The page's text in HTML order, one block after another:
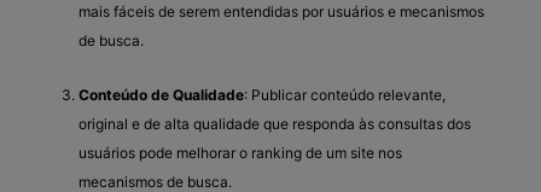
mais fáceis de serem entendidas por usuários e mecanismos
de busca.
Conteúdo de Qualidade: Publicar conteúdo relevante,
original e de alta qualidade que responda às consultas dos
usuários pode melhorar o ranking de um site nos
mecanismos de busca.